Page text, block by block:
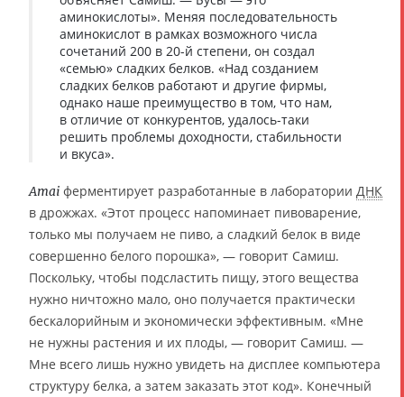
аминокислоты». Меняя последовательность
аминокислот в рамках возможного числа
сочетаний 200 в 20-й степени, он создал
«семью» сладких белков. «Над созданием
сладких белков работают и другие фирмы,
однако наше преимущество в том, что нам,
в отличие от конкурентов, удалось-таки
решить проблемы доходности, стабильности
и вкуса».
Amai ферментирует разработанные в лаборатории ДНК
в дрожжах. «Этот процесс напоминает пивоварение,
только мы получаем не пиво, а сладкий белок в виде
совершенно белого порошка», — говорит Самиш.
Поскольку, чтобы подсластить пищу, этого вещества
нужно ничтожно мало, оно получается практически
бескалорийным и экономически эффективным. «Мне
не нужны растения и их плоды, — говорит Самиш. —
Мне всего лишь нужно увидеть на дисплее компьютера
структуру белка, а затем заказать этот код». Конечный